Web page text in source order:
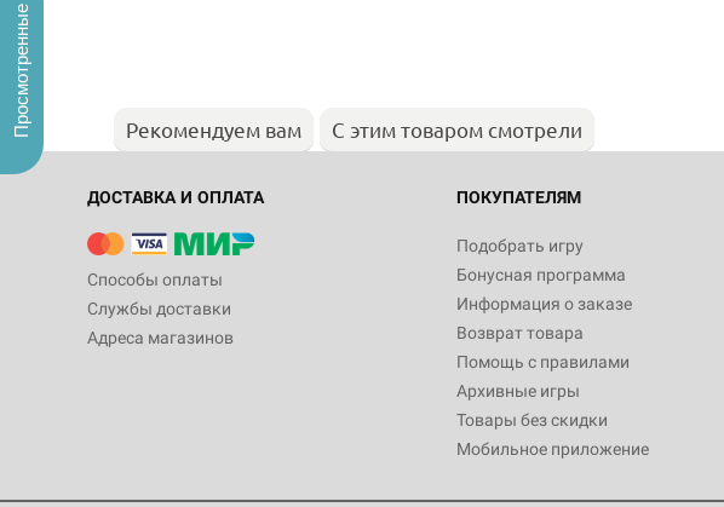
Рекомендуем вам С этим товаром смотрели
ДОСТАВКА И ОПЛАТА
Способы оплаты
Службы доставки
Адреса магазинов
ПОКУПАТЕЛЯМ
Подобрать игру
Бонусная программа
Информация о заказе
Возврат товара
Помощь с правилами
Архивные игры
Товары без скидки
Мобильное приложение
Просмотренные